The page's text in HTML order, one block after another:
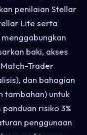
penilaian Stellar
Lite serta
baki, akses
Trader
dan bahagian
tambahan) untuk
risiko 3%
penggunaan